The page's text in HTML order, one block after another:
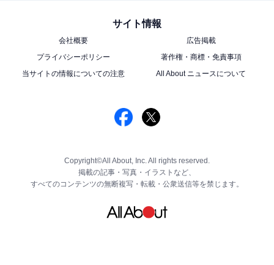
サイト情報
会社概要
広告掲載
プライバシーポリシー
著作権・商標・免責事項
当サイトの情報についての注意
All About ニュースについて
Copyright©All About, Inc. All rights reserved.
掲載の記事・写真・イラストなど、
すべてのコンテンツの無断複写・転載・公衆送信等を禁じます。